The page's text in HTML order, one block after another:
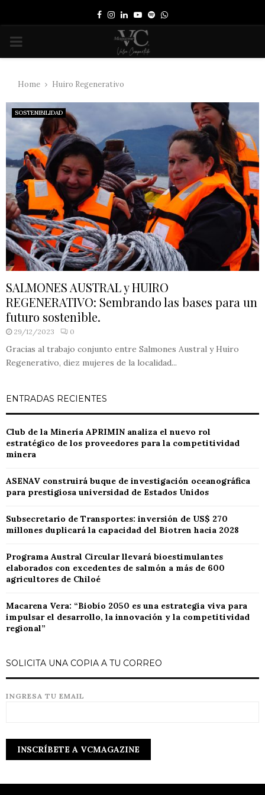
Facebook
Instagram
LinkedinYoutube
SpotifyWhatsapp
PRIMARY
Home Huiro Regenerativo
SOSTENIBILIDAD
SALMONES AUSTRAL y HUIRO
REGENERATIVO: Sembrando las bases para un
futuro sostenible.
29/12/2023 0
Gracias al trabajo conjunto entre Salmones Austral y Huiro
Regenerativo, diez mujeres de la localidad...
ENTRADAS RECIENTES
Club de la Minería APRIMIN analiza el nuevo rol
estratégico de los proveedores para la competitividad
minera
ASENAV construirá buque de investigación oceanográfica
para prestigiosa universidad de Estados Unidos
Subsecretario de Transportes: inversión de US$ 270
millones duplicará la capacidad del Biotren hacia 2028
Programa Austral Circular llevará bioestimulantes
elaborados con excedentes de salmón a más de 600
agricultores de Chiloé
Macarena Vera: “Biobío 2050 es una estrategia viva para
impulsar el desarrollo, la innovación y la competitividad
regional”
SOLICITA UNA COPIA A TU CORREO
INGRESA TU EMAIL